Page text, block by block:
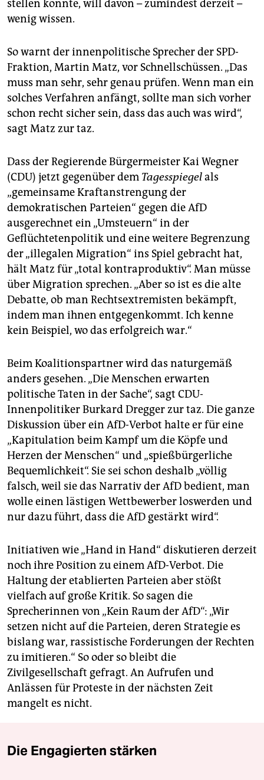
stellen könnte, will davon – zumindest derzeit –
wenig wissen.
So warnt der innenpolitische Sprecher der SPD-
Fraktion, Martin Matz, vor Schnellschüssen. „Das
muss man sehr, sehr genau prüfen. Wenn man ein
solches Verfahren anfängt, sollte man sich vorher
schon recht sicher sein, dass das auch was wird“,
sagt Matz zur taz.
Dass der Regierende Bürgermeister Kai Wegner
(CDU) jetzt gegenüber dem Tagesspiegelals
„gemeinsame Kraftanstrengung der
demokratischen Parteien“ gegen die AfD
ausgerechnet ein „Umsteuern“ in der
Geflüchtetenpolitik und eine weitere Begrenzung
der „illegalen Migration“ ins Spiel gebracht hat,
hält Matz für „total kontraproduktiv“. Man müsse
über Migration sprechen. „Aber so ist es die alte
Debatte, ob man Rechtsextremisten bekämpft,
indem man ihnen entgegenkommt. Ich kenne
kein Beispiel, wo das erfolgreich war.“
Beim Koalitionspartner wird das naturgemäß
anders gesehen. „Die Menschen erwarten
politische Taten in der Sache“, sagt CDU-
Innenpolitiker Burkard Dregger zur taz. Die ganze
Diskussion über ein AfD-Verbot halte er für eine
„Kapitulation beim Kampf um die Köpfe und
Herzen der Menschen“ und „spießbürgerliche
Bequemlichkeit“. Sie sei schon deshalb „völlig
falsch, weil sie das Narrativ der AfD bedient, man
wolle einen lästigen Wettbewerber loswerden und
nur dazu führt, dass die AfD gestärkt wird“.
Initiativen wie „Hand in Hand“ diskutieren derzeit
noch ihre Position zu einem AfD-Verbot. Die
Haltung der etablierten Parteien aber stößt
vielfach auf große Kritik. So sagen die
Sprecherinnen von „Kein Raum der AfD“: „Wir
setzen nicht auf die Parteien, deren Strategie es
bislang war, rassistische Forderungen der Rechten
zu imitieren.“ So oder so bleibt die
Zivilgesellschaft gefragt. An Aufrufen und
Anlässen für Proteste in der nächsten Zeit
mangelt es nicht.
Die Engagierten stärken